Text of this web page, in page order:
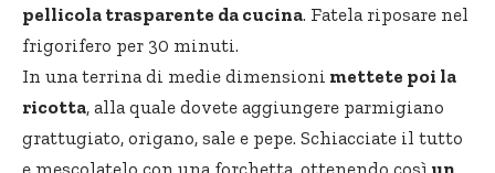
pellicola trasparente da cucina. Fatela riposare nel
frigorifero per 30 minuti.
In una terrina di medie dimensioni mettete poi la
ricotta, alla quale dovete aggiungere parmigiano
grattugiato, origano, sale e pepe. Schiacciate il tutto
e mescolatelo con una forchetta, ottenendo così un